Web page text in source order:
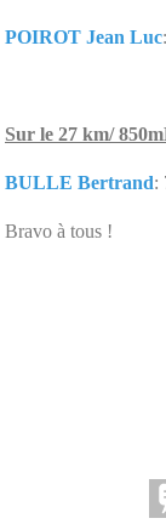
POIROT Jean Luc
Sur le 27 km/
BULLE Bertrand:
Bravo à tous !